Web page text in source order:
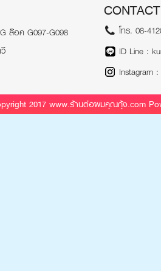
ล๊อค G097-G098
CONTACT
โทร. 08-
ID Line :
Instagram
2017 www.ร้านต่อผมคุณกุ้ง.com